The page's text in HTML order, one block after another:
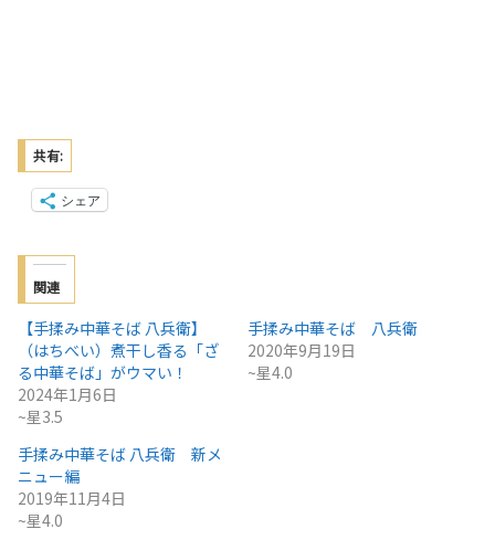
共有:
シェア
関連
【手揉み中華そば 八兵衛】
（はちべい）煮干し香る「ざ
る中華そば」がウマい！
2024年1月6日
~星3.5
手揉み中華そば 八兵衛
2020年9月19日
~星4.0
手揉み中華そば 八兵衛 新メ
ニュー編
2019年11月4日
~星4.0